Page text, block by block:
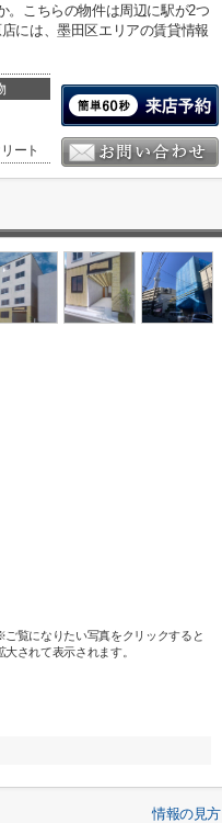
。こちらの物件は周辺に駅が2つ
には、墨田区エリアの賃貸情報
ート
ご覧になりたい写真をクリックすると
大されて表示されます。
情報の見方